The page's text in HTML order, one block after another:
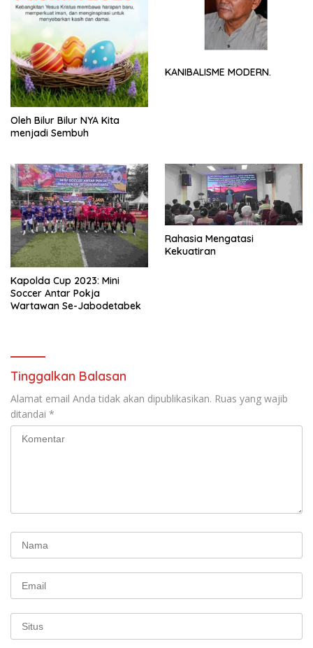
Oleh Bilur Bilur NYA Kita
menjadi Sembuh
KANIBALISME MODERN.
Kapolda Cup 2023: Mini
Soccer Antar Pokja
Wartawan Se-Jabodetabek
Rahasia Mengatasi
Kekuatiran
Tinggalkan Balasan
Alamat email Anda tidak akan dipublikasikan. Ruas yang wajib
ditandai *